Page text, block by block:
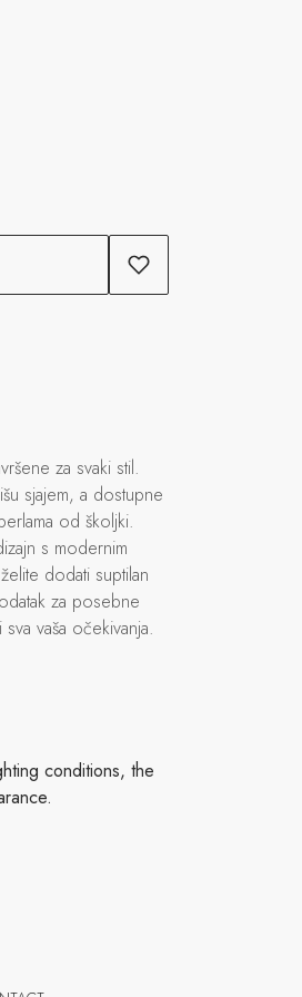
za svaki stil.
sjajem, a dostupne
od školjki.
s modernim
dodati suptilan
za posebne
vaša očekivanja.
conditions, the